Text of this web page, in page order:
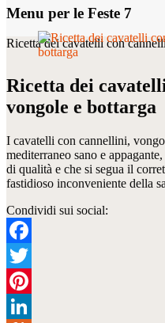
Menu per le Feste 7
Ricetta dei cavatelli con
Ricetta dei
vongole e bottarga
I cavatelli con cannellini,
mediterraneo sano e
di qualità e che si segua il
fastidioso inconveniente della
Condividi sui social:
Facebook
Twitter
Pinterest